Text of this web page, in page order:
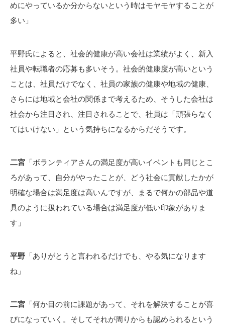
めにやっているか分からないという時はモヤモヤすることが
多い」
平野氏によると、社会的健康が高い会社は業績がよく、新入
社員や転職者の応募も多いそう。社会的健康度が高いという
ことは、社員だけでなく、社員の家族の健康や地域の健康、
さらには地域と会社の関係まで考えるため、そうした会社は
社会から注目され、注目されることで、社員は「頑張らなく
てはいけない」という気持ちになるからだそうです。
二宮 「ボランティアさんの満足度が高いイベントも同じとこ
ろがあって、自分がやったことが、どう社会に貢献したかが
明確な場合は満足度は高いんですが、まるで何かの部品や道
具のように扱われている場合は満足度が低い印象がありま
す」
平野 「ありがとうと言われるだけでも、やる気になります
ね」
二宮 「何か目の前に課題があって、それを解決することが喜
びになっていく。そしてそれが周りからも認められるという